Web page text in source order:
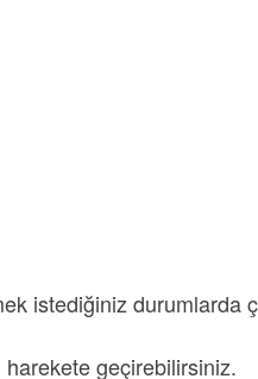
istediğiniz durumlarda
harekete geçirebilirsiniz.